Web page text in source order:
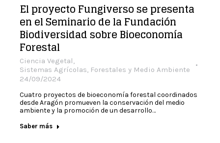
El proyecto Fungiverso se presenta
en el Seminario de la Fundación
Biodiversidad sobre Bioeconomía
Forestal
Ciencia Vegetal,
Sistemas Agrícolas, Forestales y Medio Ambiente
24/09/2024
Cuatro proyectos de bioeconomía forestal coordinados
desde Aragón promueven la conservación del medio
ambiente y la promoción de un desarrollo…
Saber más